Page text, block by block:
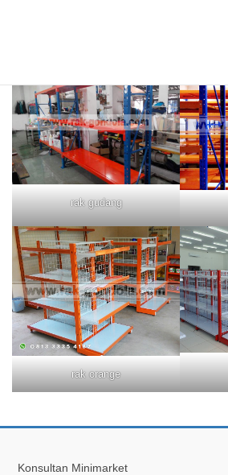
rak gudang
rak orange
Konsultan Minimarket